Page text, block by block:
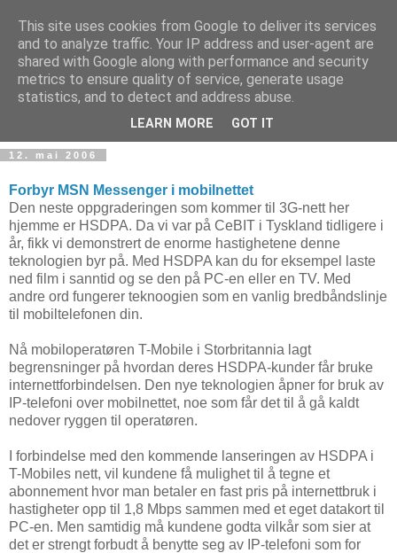
Teknologinyheter
12. mai 2006
Forbyr MSN Messenger i mobilnettet
Den neste oppgraderingen som kommer til 3G-nett her
hjemme er HSDPA. Da vi var på CeBIT i Tyskland tidligere i
år, fikk vi demonstrert de enorme hastighetene denne
teknologien byr på. Med HSDPA kan du for eksempel laste
ned film i sanntid og se den på PC-en eller en TV. Med
andre ord fungerer teknoogien som en vanlig bredbåndslinje
til mobiltelefonen din.
Nå mobiloperatøren T-Mobile i Storbritannia lagt
begrensninger på hvordan deres HSDPA-kunder får bruke
internettforbindelsen. Den nye teknologien åpner for bruk av
IP-telefoni over mobilnettet, noe som får det til å gå kaldt
nedover ryggen til operatøren.
I forbindelse med den kommende lanseringen av HSDPA i
T-Mobiles nett, vil kundene få mulighet til å tegne et
abonnement hvor man betaler en fast pris på internettbruk i
hastigheter opp til 1,8 Mbps sammen med et eget datakort til
PC-en. Men samtidig må kundene godta vilkår som sier at
det er strengt forbudt å benytte seg av IP-telefoni som for
This site uses cookies from Google to deliver its services
and to analyze traffic. Your IP address and user-agent are
shared with Google along with performance and security
metrics to ensure quality of service, generate usage
statistics, and to detect and address abuse.
LEARN MORE GOT IT